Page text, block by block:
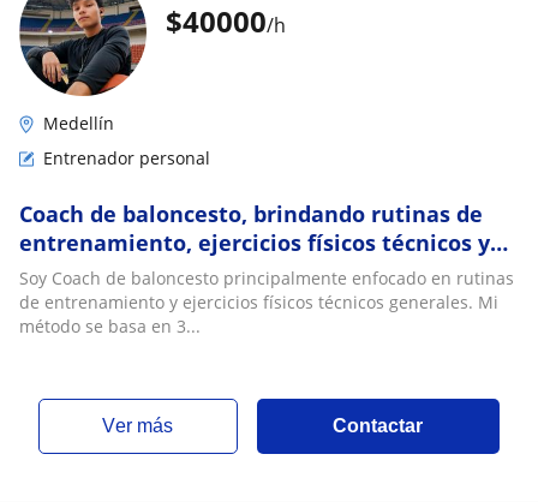
$40000/h
Medellín
Entrenador personal
Coach de baloncesto, brindando rutinas de
entrenamiento, ejercicios físicos técnicos y
disciplina deportiva general
Soy Coach de baloncesto principalmente enfocado en rutinas
de entrenamiento y ejercicios físicos técnicos generales. Mi
método se basa en 3...
ver más Contactar